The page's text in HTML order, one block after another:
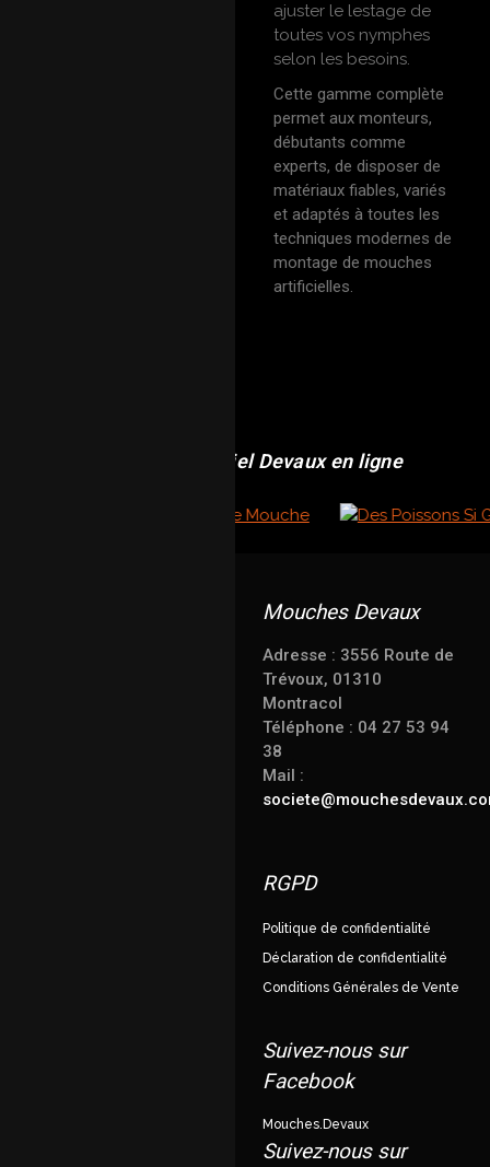
ajuster le lestage de
toutes vos nymphes
selon les besoins.
Cette gamme complète
permet aux monteurs,
débutants comme
experts, de disposer de
matériaux fiables, variés
et adaptés à toutes les
techniques modernes de
montage de mouches
artificielles.
Revendeur officiel Devaux en ligne
Mouches Devaux
Adresse : 3556 Route de
Trévoux, 01310
Montracol
Téléphone : 04 27 53 94
38
Mail :
RGPD
Politique de confidentialité
Déclaration de confidentialité
Conditions Générales de Vente
Suivez-nous sur
Facebook
Mouches.Devaux
Suivez-nous sur